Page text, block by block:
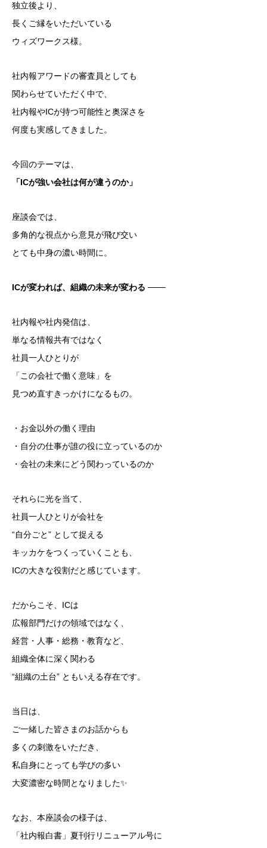
独立後より、
長くご縁をいただいている
ウィズワークス様。
社内報アワードの審査員としても
関わらせていただく中で、
社内報やICが持つ可能性と奥深さを
何度も実感してきました。
今回のテーマは、
「ICが強い会社は何が違うのか」
座談会では、
多角的な視点から意見が飛び交い
とても中身の濃い時間に。
ICが変われば、組織の未来が変わる ───
社内報や社内発信は、
単なる情報共有ではなく
社員一人ひとりが
「この会社で働く意味」を
見つめ直すきっかけになるもの。
・お金以外の働く理由
・自分の仕事が誰の役に立っているのか
・会社の未来にどう関わっているのか
それらに光を当て、
社員一人ひとりが会社を
“自分ごと” として捉える
キッカケをつくっていくことも、
ICの大きな役割だと感じています。
だからこそ、ICは
広報部門だけの領域ではなく、
経営・人事・総務・教育など、
組織全体に深く関わる
“組織の土台” ともいえる存在です。
当日は、
ご一緒した皆さまのお話からも
多くの刺激をいただき、
私自身にとっても学びの多い
大変濃密な時間となりました✨
なお、本座談会の様子は、
「社内報白書」夏刊行リニューアル号に